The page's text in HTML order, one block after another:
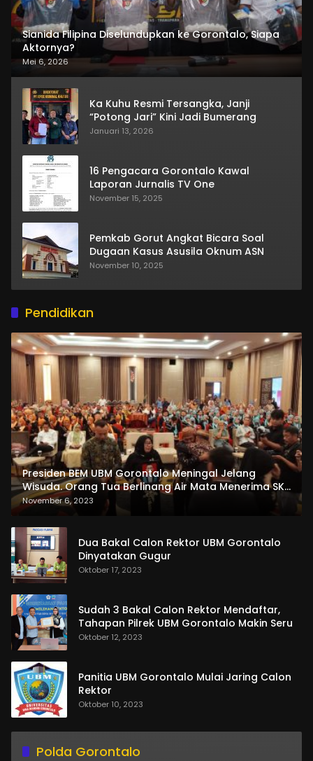
Sianida Filipina Diselundupkan ke Gorontalo, Siapa
Aktornya?
Mei 6, 2026
Ka Kuhu Resmi Tersangka, Janji
“Potong Jari” Kini Jadi Bumerang
Januari 13, 2026
16 Pengacara Gorontalo Kawal
Laporan Jurnalis TV One
November 15, 2025
Pemkab Gorut Angkat Bicara Soal
Dugaan Kasus Asusila Oknum ASN
November 10, 2025
Pendidikan
Presiden BEM UBM Gorontalo Meningal Jelang
Wisuda. Orang Tua Berlinang Air Mata Menerima SKL
dan Pemasangan Salempang
November 6, 2023
Dua Bakal Calon Rektor UBM Gorontalo
Dinyatakan Gugur
Oktober 17, 2023
Sudah 3 Bakal Calon Rektor Mendaftar,
Tahapan Pilrek UBM Gorontalo Makin Seru
Oktober 12, 2023
Panitia UBM Gorontalo Mulai Jaring Calon
Rektor
Oktober 10, 2023
Polda Gorontalo